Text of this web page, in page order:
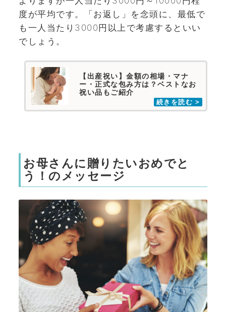
度が平均です。「お返し」を念頭に、最低で
も一人当たり3000円以上で考慮するといい
でしょう。
【出産祝い】金額の相場・マナ
ー・正式な包み方は？ベストなお
祝い品もご紹介
お母さんに贈りたいおめでと
う！のメッセージ